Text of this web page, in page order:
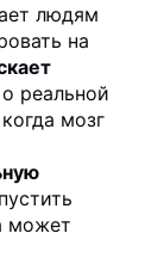
людям
на
о реальной
мозг
может